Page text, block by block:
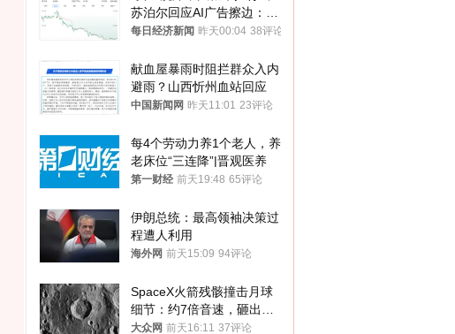
苏泊尔回应AI广告擦边：视
频全下架，已强化内容管理
每日经济新闻 昨天00:04 38评论
献血屋暴雨时阻拦群众入内
避雨？山西忻州血站回应
中国新闻网 昨天11:01 23评论
每4个劳动力养1个老人，养
老床位“三连降”|晋观医养
第一财经 前天19:48 65评论
伊朗总统：最高领袖决策过
程遭人利用
海外网 前天15:09 94评论
SpaceX火箭残骸撞击月球
细节：约7倍音速，砸出直
径约30米撞击坑
大众网 前天16:11 37评论